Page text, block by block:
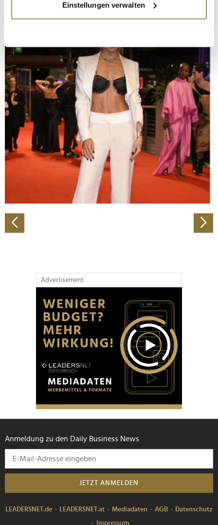
Informationen über Ihre geografische Lage
erfassen, welche bis auf einige Meter genau sein
bestimmten Merkmalen (Fingerprinting) identifizieren
Erfahren Sie mehr darüber, wie Ihre persönlichen Daten
verarbeitet werden, und legen Sie Ihre Präferenzen im
Abschnitt Einzelheitenfest.
Wir verwenden Cookies, um Inhalte und Anzeigen zu
personalisieren, Funktionen für soziale Medien anbieten
zu können und die Zugriffe auf unsere Website zu
analysieren. Außerdem geben wir Informationen zu Ihrer
Verwendung unserer Website an unsere Partner für
soziale Medien, Werbung und Analysen weiter. Unsere
Partner führen diese Informationen möglicherweise mit
weiteren Daten zusammen, die Sie ihnen bereitgestellt
gesammelt haben.
Einstellungen verwalten
Advertisement
Anmeldung zu den Daily Business News
JETZT ANMELDEN
LEADERSNET.de LEADERSNET.at Mediadaten AGB
Datenschutz
Impressum